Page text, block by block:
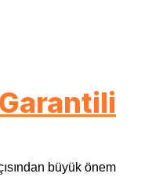
büyük önem